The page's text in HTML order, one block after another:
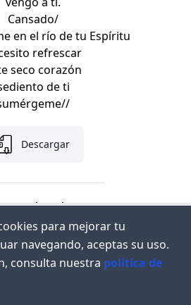
Cansado/
en el río de tu Espíritu
refrescar
seco corazón
de ti
Descargar
esto:
para mejorar tu
navegando, aceptas su uso.
consulta nuestra política de